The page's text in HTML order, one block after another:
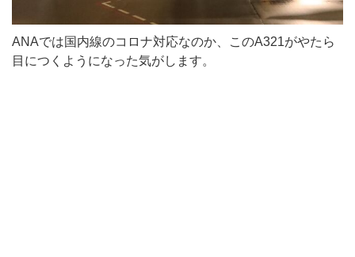
ANAでは国内線のコロナ対応なのか、このA321がやたら
目につくようになった気がします。